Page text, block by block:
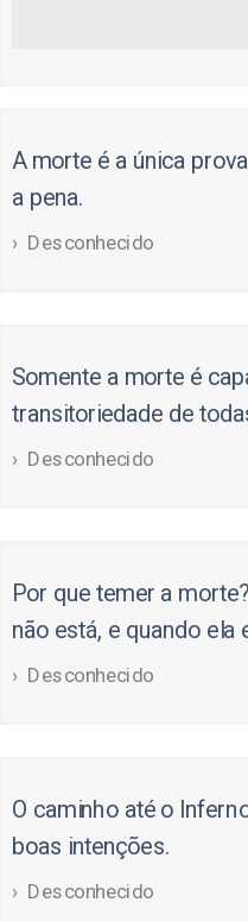
A morte é a única
a pena.
Desconhecido
Somente a morte é
transitoriedade de
Desconhecido
Por que temer a
não está, e quando ela
Desconhecido
O caminho até o
boas intenções.
Desconhecido